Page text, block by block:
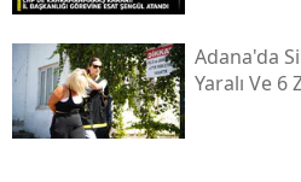
Adana'da
Yaralı Ve 6